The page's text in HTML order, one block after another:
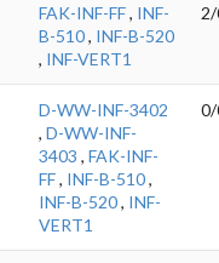
FAK-INF-FF, INF-
B-510, INF-B-520
, INF-VERT1
D-WW-INF-3402
, D-WW-INF-
3403 , FAK-INF-
FF, INF-B-510,
INF-B-520, INF-
VERT1